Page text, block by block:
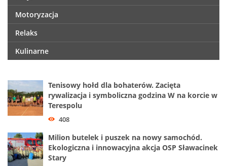
Motoryzacja
Relaks
Kulinarne
Tenisowy hołd dla bohaterów. Zacięta
rywalizacja i symboliczna godzina W na korcie w
Terespolu
408
Milion butelek i puszek na nowy samochód.
Ekologiczna i innowacyjna akcja OSP Sławacinek
Stary